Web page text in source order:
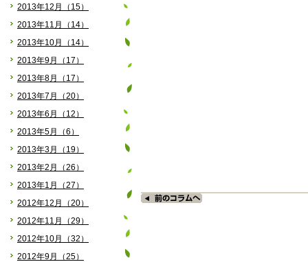
2013年12月（15）
2013年11月（14）
2013年10月（14）
2013年9月（17）
2013年8月（17）
2013年7月（20）
2013年6月（12）
2013年5月（6）
2013年3月（19）
2013年2月（26）
2013年1月（27）
2012年12月（20）
2012年11月（29）
2012年10月（32）
2012年9月（25）